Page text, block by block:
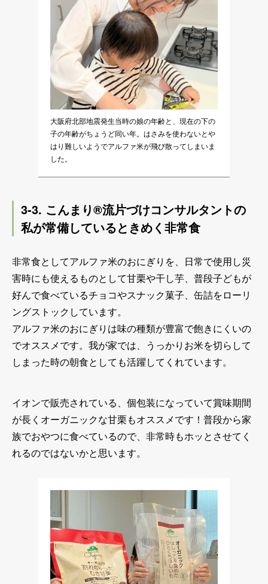
大阪府北部地震発生当時の娘の年齢と、現在の下の
子の年齢がちょうど同い年。はさみを使わないとや
はり難しいようでアルファ米が飛び散ってしまいま
した。
3-3. こんまり®流片づけコンサルタントの
私が常備しているときめく非常食
非常食としてアルファ米のおにぎりを、日常で使用し災
害時にも使えるものとして甘栗や干し芋、普段子どもが
好んで食べているチョコやスナック菓子、缶詰をローリ
ングストックしています。
アルファ米のおにぎりは味の種類が豊富で飽きにくいの
でオススメです。我が家では、うっかりお米を切らして
しまった時の朝食としても活躍してくれています。
イオンで販売されている、個包装になっていて賞味期間
が長くオーガニックな甘栗もオススメです！普段から家
族でおやつに食べているので、非常時もホッとさせてく
れるのではないかと思います。